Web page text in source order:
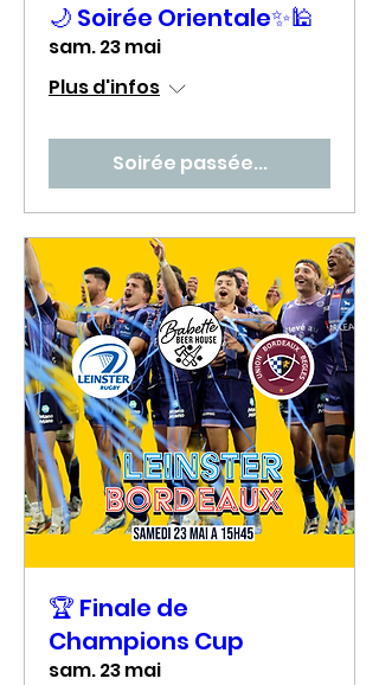
🌙 Soirée Orientale✨🕌
sam. 23 mai
Plus d'infos
Soirée passée...
🏆 Finale de
Champions Cup
sam. 23 mai